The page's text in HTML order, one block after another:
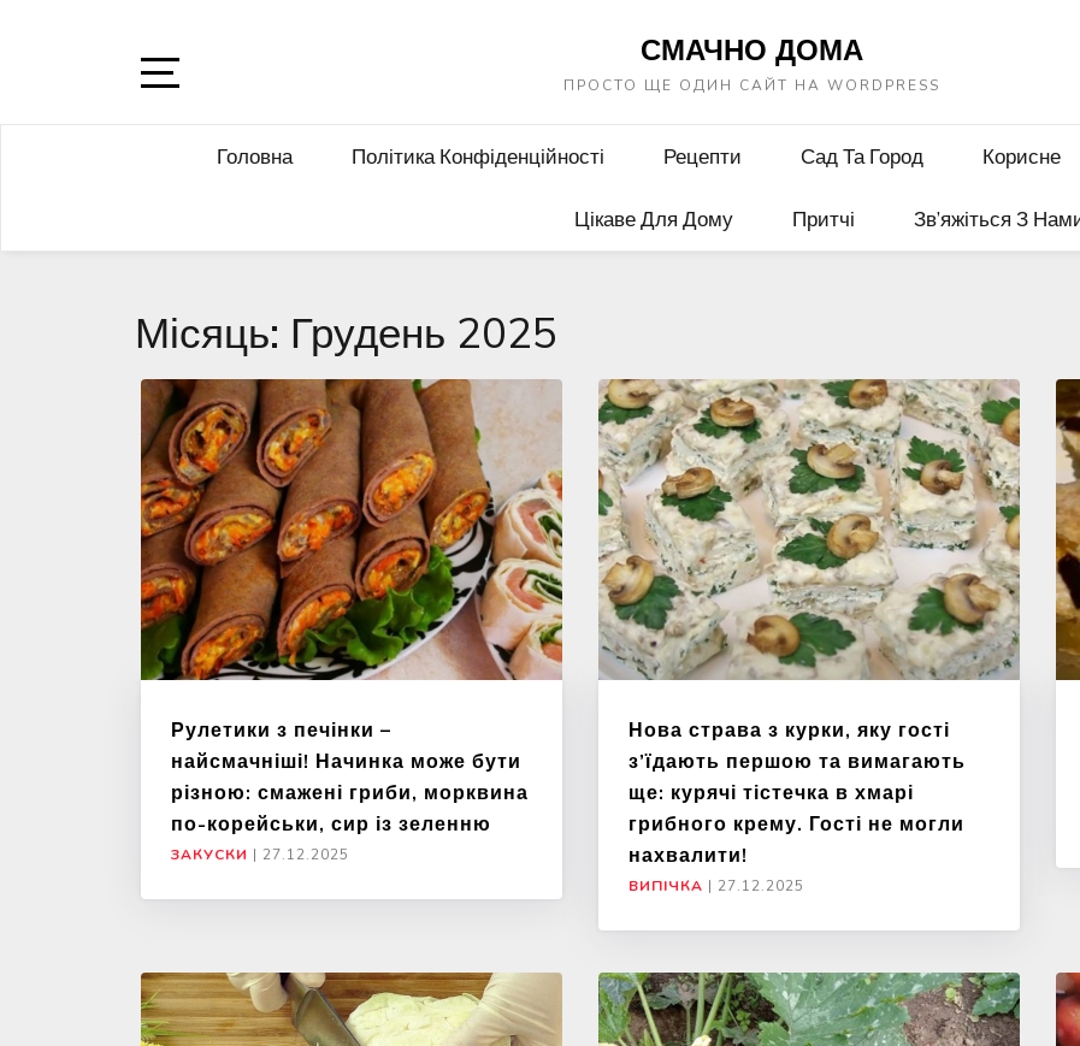
Sidebar
СМАЧНО ДОМА
ПРОСТО ЩЕ ОДИН САЙТ НА WORDPRESS
Головна Політика Конфіденційності Рецепти Сад Та Город Корисне
Цікаве Для Дому Притчі Зв’яжіться З
Місяць: Грудень 2025
Рулетики з печінки –
найсмачніші! Начинка може бути
різною: смажені гриби, морквина
по-корейськи, сир із зеленню
ЗАКУСКИ | 27.12.2025
Нова страва з курки, яку гості
з’їдають першою та вимагають
ще: курячі тістечка в хмарі
грибного крему. Гості не могли
нахвалити!
ВИПІЧКА | 27.12.2025